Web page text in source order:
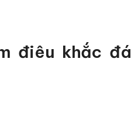
điêu khắc